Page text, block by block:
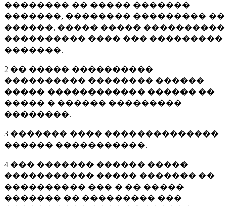
�������� �� ����� �������
�������, �������� ��������� ��
������, ����� ����� ����������
���������� ���� ��� ���������
�������.
2 �� ����� ����������
���������� �������� ������
����� ������������ ������ ��
����� � ������ ���������
��������.
3 ������� ���� ��������������
������ �����������.
4 ��� ������� ������ �����
����������� ����� ������� ��
���������� ��� � �� �����
������� �� ��������� ���